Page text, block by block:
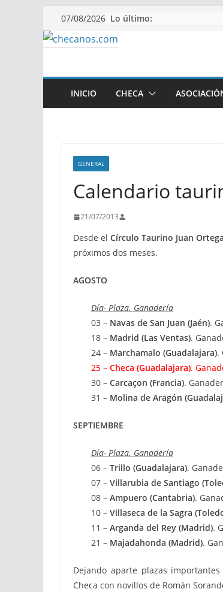
Saltar
al
contenido
07/08/2026 Lo último:
INICIO CHECA
GENERAL
Calendario
21/07/2013
Desde el Círculo Taurino Juan Ortega
próximos dos meses.
AGOSTO
Día- Plaza. Ganadería
03 – Navas de San Juan (Jaén).
18 – Madrid (Las Ventas).
24 – Marchamalo (Guadalajara).
25 – Checa (Guadalajara).
30 – Carcaçon (Francia).
31 – Molina de Aragón
SEPTIEMBRE
Día- Plaza. Ganadería
06 – Trillo (Guadalajara).
07 – Villarubia de Santiago
08 – Ampuero (Cantabria).
10 – Villaseca de la Sagra
11 – Arganda del Rey (Madrid).
21 – Majadahonda (Madrid).
Dejando aparte plazas
Checa con novillos de Román